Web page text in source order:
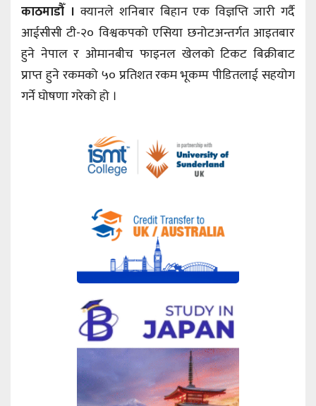
काठमाडौँ ।क्यानले शनिबार बिहान एक विज्ञप्ति जारी गर्दै
आईसीसी टी-२० विश्वकपको एसिया छनोटअन्तर्गत आइतबार
हुने नेपाल र ओमानबीच फाइनल खेलको टिकट बिक्रीबाट
प्राप्त हुने रकमको ५० प्रतिशत रकम भूकम्प पीडितलाई सहयोग
गर्ने घोषणा गरेको हो ।